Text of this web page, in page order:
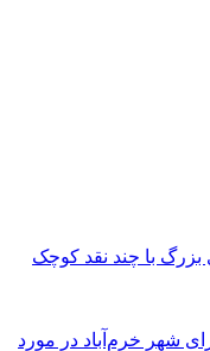
شهر خرم‌آباد در مورد